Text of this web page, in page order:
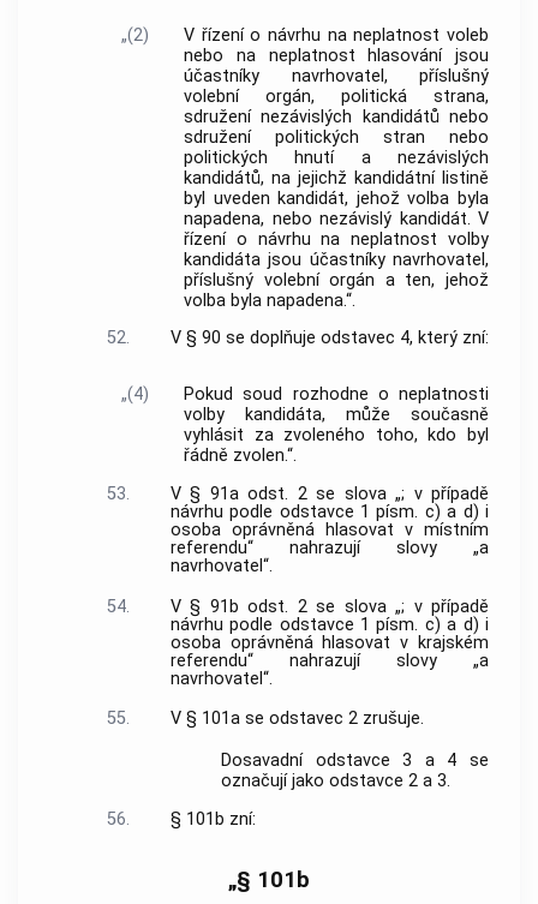
„(2)
V řízení o návrhu na neplatnost voleb
nebo na neplatnost hlasování jsou
účastníky navrhovatel, příslušný
volební orgán, politická strana,
sdružení nezávislých kandidátů nebo
sdružení politických stran nebo
politických hnutí a nezávislých
kandidátů, na jejichž kandidátní listině
byl uveden kandidát, jehož volba byla
napadena, nebo nezávislý kandidát. V
řízení o návrhu na neplatnost volby
kandidáta jsou účastníky navrhovatel,
příslušný volební orgán a ten, jehož
volba byla napadena.“.
52.
V § 90 se doplňuje odstavec 4, který zní:
„(4)
Pokud soud rozhodne o neplatnosti
volby kandidáta, může současně
vyhlásit za zvoleného toho, kdo byl
řádně zvolen.“.
53.
V § 91a odst. 2 se slova „; v případě
návrhu podle odstavce 1 písm. c) a d) i
osoba oprávněná hlasovat v místním
referendu“ nahrazují slovy „a
navrhovatel“.
54.
V § 91b odst. 2 se slova „; v případě
návrhu podle odstavce 1 písm. c) a d) i
osoba oprávněná hlasovat v krajském
referendu“ nahrazují slovy „a
navrhovatel“.
55.
V § 101a se odstavec 2 zrušuje.
Dosavadní odstavce 3 a 4 se
označují jako odstavce 2 a 3.
56.
§ 101b zní:
„§ 101b